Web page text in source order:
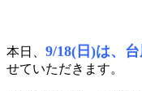
本日、 9/18(日)は、
せていただきます。